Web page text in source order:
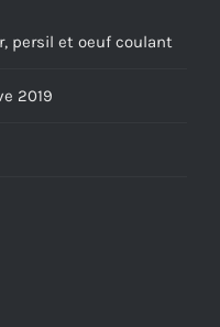
persil et oeuf coulant
2019